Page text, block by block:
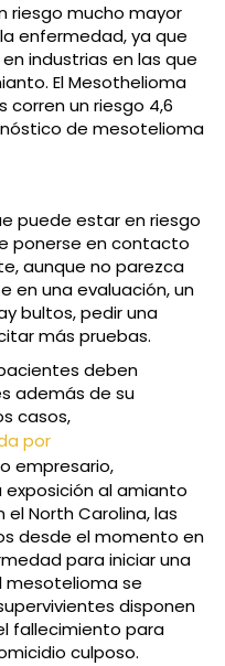
riesgo mucho mayor
enfermedad, ya que
industrias en las que
El Mesothelioma
corren un riesgo 4,6
de mesotelioma
puede estar en riesgo
ponerse en contacto
aunque no parezca
en una evaluación, un
bultos, pedir una
más pruebas.
deben
además de su
casos,
por
empresario,
al amianto
North Carolina, las
desde el momento en
para iniciar una
mesotelioma se
disponen
fallecimiento para
culposo.